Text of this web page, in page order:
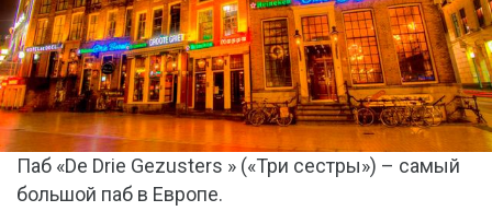
Паб «De Drie Gezusters » («Три сестры») – самый
большой паб в Европе.